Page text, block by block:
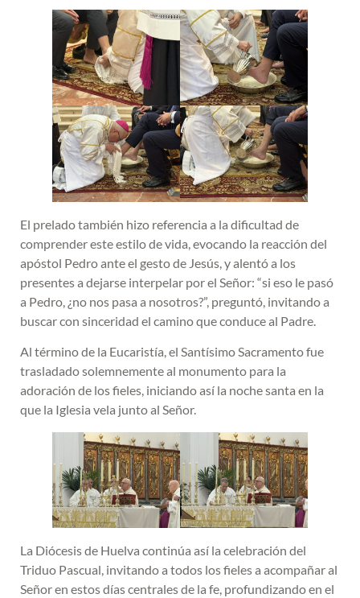
El prelado también hizo referencia a la dificultad de
comprender este estilo de vida, evocando la reacción del
apóstol Pedro ante el gesto de Jesús, y alentó a los
presentes a dejarse interpelar por el Señor: “si eso le pasó
a Pedro, ¿no nos pasa a nosotros?”, preguntó, invitando a
buscar con sinceridad el camino que conduce al Padre.
Al término de la Eucaristía, el Santísimo Sacramento fue
trasladado solemnemente al monumento para la
adoración de los fieles, iniciando así la noche santa en la
que la Iglesia vela junto al Señor.
La Diócesis de Huelva continúa así la celebración del
Triduo Pascual, invitando a todos los fieles a acompañar al
Señor en estos días centrales de la fe, profundizando en el